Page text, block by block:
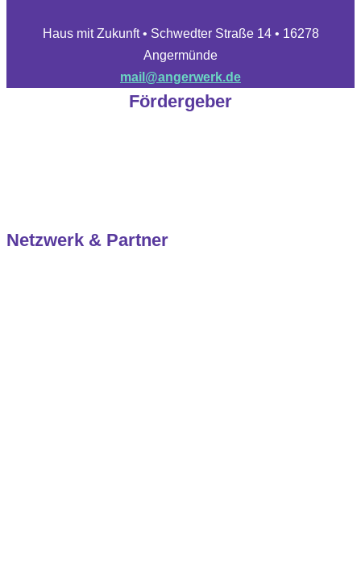
Haus mit Zukunft • Schwedter Straße 14 • 16278
Angermünde
mail@angerwerk.de
Fördergeber
Netzwerk & Partner